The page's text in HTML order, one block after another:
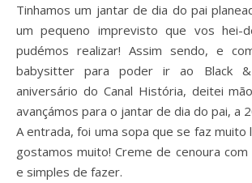
Tinhamos um jantar de dia do pai
um pequeno imprevisto que vos hei-
pudémos realizar! Assim sendo, e
babysitter para poder ir ao Black
aniversário do Canal História, deitei
avançámos para o jantar de dia do pai, a
A entrada, foi uma sopa que se faz muito
gostamos muito! Creme de cenoura com
e simples de fazer.